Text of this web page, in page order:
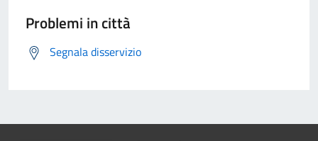
Problemi in città
Segnala disservizio